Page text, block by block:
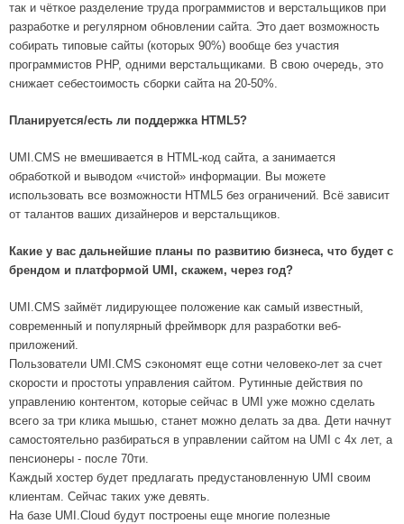
так и чёткое разделение труда программистов и верстальщиков при
разработке и регулярном обновлении сайта. Это дает возможность
собирать типовые сайты (которых 90%) вообще без участия
программистов PHP, одними верстальщиками. В свою очередь, это
снижает себестоимость сборки сайта на 20-50%.
Планируется/есть ли поддержка HTML5?
UMI.CMS не вмешивается в HTML-код сайта, а занимается
обработкой и выводом «чистой» информации. Вы можете
использовать все возможности HTML5 без ограничений. Всё зависит
от талантов ваших дизайнеров и верстальщиков.
Какие у вас дальнейшие планы по развитию бизнеса, что будет с
брендом и платформой UMI, скажем, через год?
UMI.CMS займёт лидирующее положение как самый известный,
современный и популярный фреймворк для разработки веб-
приложений.
Пользователи UMI.CMS сэкономят еще сотни человеко-лет за счет
скорости и простоты управления сайтом. Рутинные действия по
управлению контентом, которые сейчас в UMI уже можно сделать
всего за три клика мышью, станет можно делать за два. Дети начнут
самостоятельно разбираться в управлении сайтом на UMI с 4х лет, а
пенсионеры - после 70ти.
Каждый хостер будет предлагать предустановленную UMI своим
клиентам. Сейчас таких уже девять.
На базе UMI.Cloud будут построены еще многие полезные